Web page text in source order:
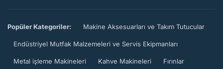
Popüler Kategoriler: Makine Aksesuarları ve Takım Tutucular
Endüstriyel Mutfak Malzemeleri ve Servis Ekipmanları
Metal işleme Makineleri Kahve Makineleri Fırınlar